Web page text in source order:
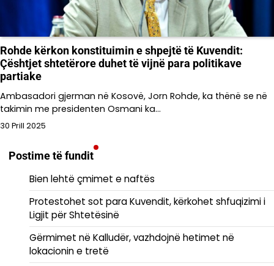
Rohde kërkon konstituimin e shpejtë të Kuvendit:
Çështjet shtetërore duhet të vijnë para politikave
partiake
Ambasadori gjerman në Kosovë, Jorn Rohde, ka thënë se në
takimin me presidenten Osmani ka…
30 Prill 2025
Postime të fundit
Bien lehtë çmimet e naftës
Protestohet sot para Kuvendit, kërkohet shfuqizimi i
Ligjit për Shtetësinë
Gërmimet në Kalludër, vazhdojnë hetimet në
lokacionin e tretë